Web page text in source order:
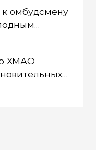
к омбудсмену
ХМАО